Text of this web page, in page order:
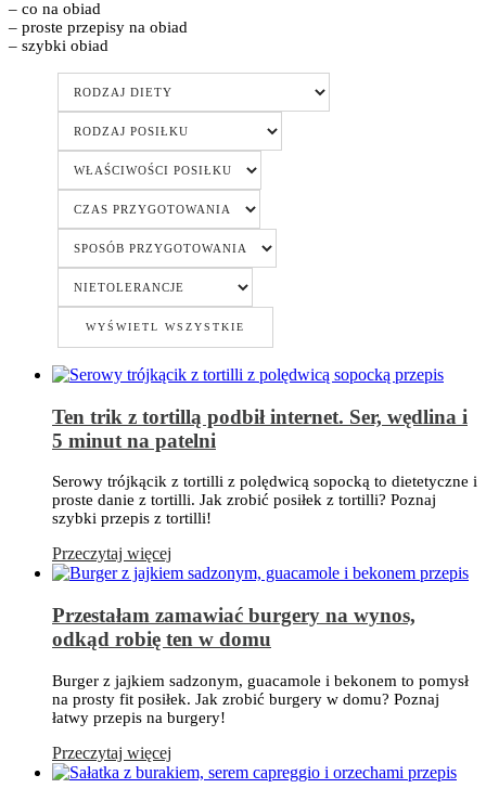
– co na obiad
– proste przepisy na obiad
– szybki obiad
Ten trik z tortillą podbił internet. Ser, wędlina i
5 minut na patelni
Serowy trójkącik z tortilli z polędwicą sopocką to dietetyczne i
proste danie z tortilli. Jak zrobić posiłek z tortilli? Poznaj
szybki przepis z tortilli!
Przeczytaj więcej
Przestałam zamawiać burgery na wynos,
odkąd robię ten w domu
Burger z jajkiem sadzonym, guacamole i bekonem to pomysł
na prosty fit posiłek. Jak zrobić burgery w domu? Poznaj
łatwy przepis na burgery!
Przeczytaj więcej